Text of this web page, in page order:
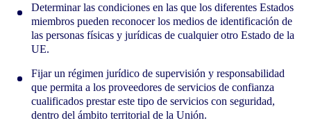
Determinar las condiciones en las que los diferentes Estados
miembros pueden reconocer los medios de identificación de
las personas físicas y jurídicas de cualquier otro Estado de la
UE.
Fijar un régimen jurídico de supervisión y responsabilidad
que permita a los proveedores de servicios de confianza
cualificados prestar este tipo de servicios con seguridad,
dentro del ámbito territorial de la Unión.